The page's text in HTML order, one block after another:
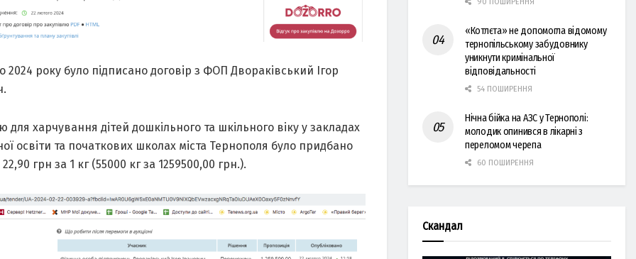
2024 року було підписано договір з ФОП Двораківський Ігор
для харчування дітей дошкільного та шкільного віку у закладах
освіти та початкових школах міста Тернополя було придбано
грн за 1 кг (55000 кг за 1259500,00 грн.).
90 ПОШИРЕННЯ
«Котлєта» не допомогла відомому
тернопільському забудовнику
уникнути кримінальної
відповідальності
54 ПОШИРЕННЯ
Нічна бійка на АЗС у Тернополі:
молодик опинився в лікарні з
переломом черепа
60 ПОШИРЕННЯ
Скандал